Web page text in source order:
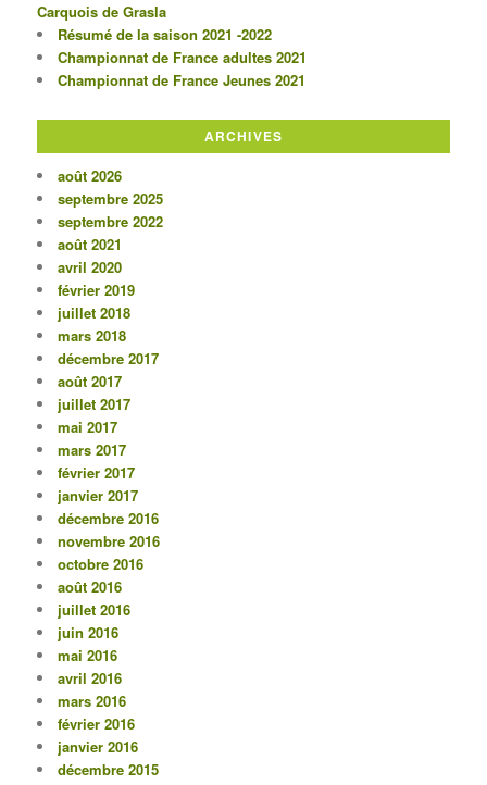
Carquois de Grasla
Résumé de la saison 2021 -2022
Championnat de France adultes 2021
Championnat de France Jeunes 2021
ARCHIVES
août 2026
septembre 2025
septembre 2022
août 2021
avril 2020
février 2019
juillet 2018
mars 2018
décembre 2017
août 2017
juillet 2017
mai 2017
mars 2017
février 2017
janvier 2017
décembre 2016
novembre 2016
octobre 2016
août 2016
juillet 2016
juin 2016
mai 2016
avril 2016
mars 2016
février 2016
janvier 2016
décembre 2015